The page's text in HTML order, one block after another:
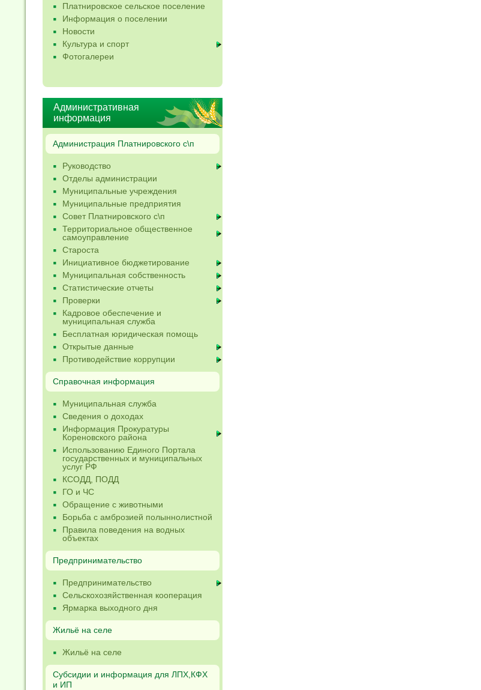
Платнировское сельское поселение
Информация о поселении
Новости
Культура и спорт
Фотогалереи
Административная
информация
Администрация Платнировского с\п
Руководство
Отделы администрации
Муниципальные учреждения
Муниципальные предприятия
Совет Платнировского с\п
Территориальное общественное
самоуправление
Староста
Инициативное бюджетирование
Муниципальная собственность
Статистические отчеты
Проверки
Кадровое обеспечение и
муниципальная служба
Бесплатная юридическая помощь
Открытые данные
Противодействие коррупции
Справочная информация
Муниципальная служба
Сведения о доходах
Информация Прокуратуры
Кореновского района
Использованию Единого Портала
государственных и муниципальных
услуг РФ
КСОДД, ПОДД
ГО и ЧС
Обращение с животными
Борьба с амброзией полыннолистной
Правила поведения на водных
объектах
Предпринимательство
Предпринимательство
Сельскохозяйственная кооперация
Ярмарка выходного дня
Жильё на селе
Жильё на селе
Субсидии и информация для ЛПХ,КФХ
и ИП